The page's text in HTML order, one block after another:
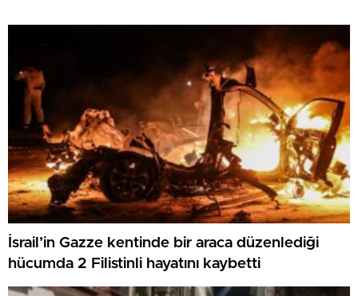
İsrail’in Gazze kentinde bir araca düzenlediği
hücumda 2 Filistinli hayatını kaybetti